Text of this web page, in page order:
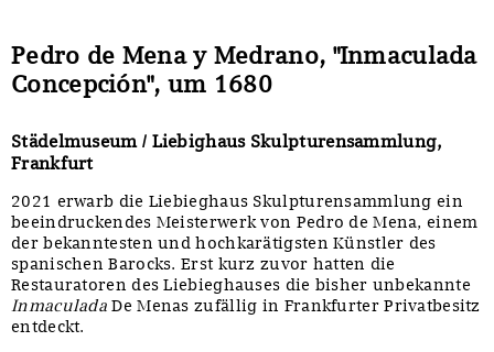
Pedro de Mena y Medrano, "Inmaculada
Concepción", um 1680
Städelmuseum / Liebighaus Skulpturensammlung,
Frankfurt
2021 erwarb die Liebieghaus Skulpturensammlung ein
beeindruckendes Meisterwerk von Pedro de Mena, einem
der bekanntesten und hochkarätigsten Künstler des
spanischen Barocks. Erst kurz zuvor hatten die
Restauratoren des Liebieghauses die bisher unbekannte
Inmaculada De Menas zufällig in Frankfurter Privatbesitz
entdeckt.